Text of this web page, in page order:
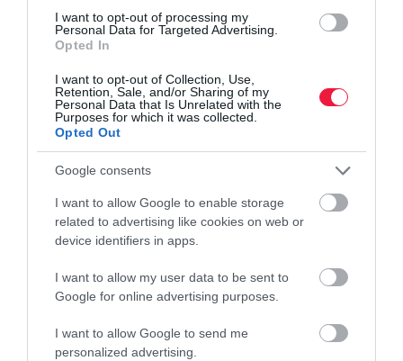
I want to opt-out of processing my
Personal Data for Targeted Advertising.
Opted In
I want to opt-out of Collection, Use,
Retention, Sale, and/or Sharing of my
Personal Data that Is Unrelated with the
Purposes for which it was collected.
Opted Out
Google consents
I want to allow Google to enable storage
related to advertising like cookies on web or
device identifiers in apps.
I want to allow my user data to be sent to
Google for online advertising purposes.
I want to allow Google to send me
personalized advertising.
kritika éri.